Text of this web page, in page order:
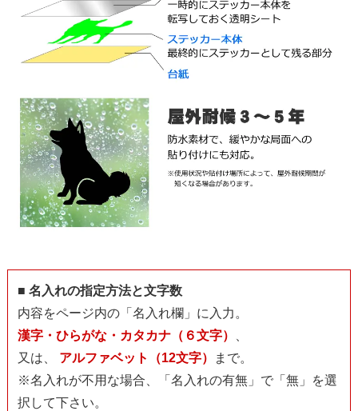
■ 名入れの指定方法と文字数
内容をページ内の「名入れ欄」に入力。
漢字・ひらがな・カタカナ（６文字）
又は、 アルファベット（12文字）
まで。
※名入れが不用な場合、「名入れの有無」で「無」を選
択して下さい。